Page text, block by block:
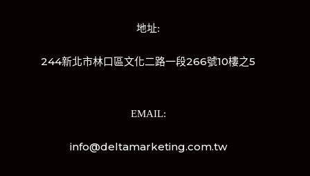
地址:
244新北市林口區文化二路一段266號10樓之5
EMAIL:
info@deltamarketing.com.tw